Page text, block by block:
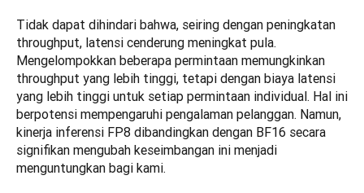
Tidak dapat dihindari bahwa, seiring dengan peningkatan
throughput, latensi cenderung meningkat pula.
Mengelompokkan beberapa permintaan memungkinkan
throughput yang lebih tinggi, tetapi dengan biaya latensi
yang lebih tinggi untuk setiap permintaan individual. Hal ini
berpotensi mempengaruhi pengalaman pelanggan. Namun,
kinerja inferensi FP8 dibandingkan dengan BF16 secara
signifikan mengubah keseimbangan ini menjadi
menguntungkan bagi kami.